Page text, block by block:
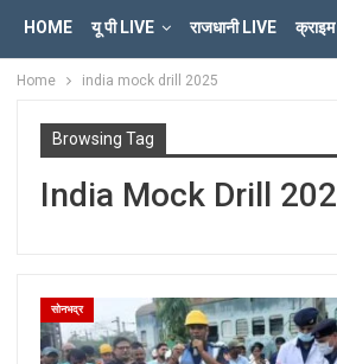
HOME यू पी LIVE राजधानी LIVE
Home india mock drill 2025
Browsing Tag
India Mock Drill
सोनभद्र